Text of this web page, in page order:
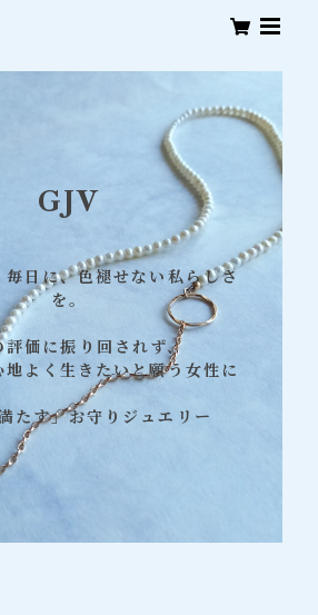
GJV
日に、色褪せない私らしさ
を。
評価に振り回されず、
地よく生きたいと願う女性に
たす」お守りジュエリー